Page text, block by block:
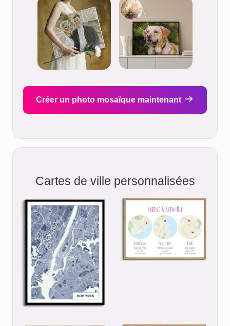
Créer un photo mosaïque maintenant
Cartes de ville personnalisées